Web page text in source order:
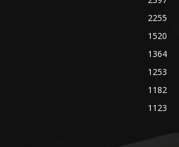
2255
1520
1364
1253
1182
1123